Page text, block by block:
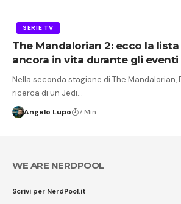
SERIE TV
The Mandalorian 2: ecco la
ancora in vita durante gli eventi
Nella seconda stagione di The Mandalorian,
ricerca di un Jedi…
Angelo Lupo 7 Min
WE ARE NERDPOOL
Scrivi per NerdPool.it